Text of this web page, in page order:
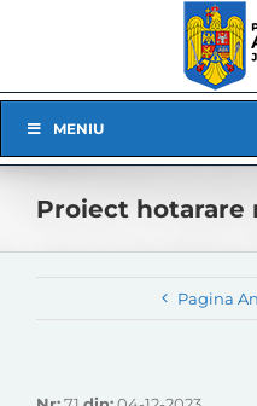
Navigation
MENIU
Proiect hotarare
Pagina